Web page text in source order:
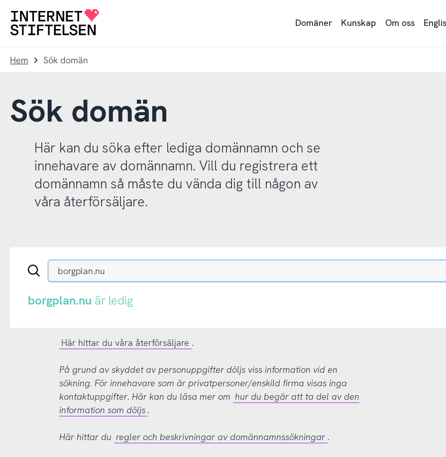
navigering
innehåll
Till
Domäner Kunskap Om oss
Hem Sök domän
Sök domän
Här kan du söka efter lediga domännamn och se
innehavare av domännamn. Vill du registrera ett
domännamn så måste du vända dig till någon av
våra återförsäljare.
Sök
.se-
eller
.nu-
borgplan.nu är ledig
Här hittar du våra återförsäljare .
På grund av skyddet av personuppgifter döljs viss information vid en
sökning. För innehavare som är privatpersoner/enskild firma visas inga
kontaktuppgifter. Här kan du läsa mer om hur du begär att ta del av den
information som döljs .
Här hittar du regler och beskrivningar av domännamnssökningar .